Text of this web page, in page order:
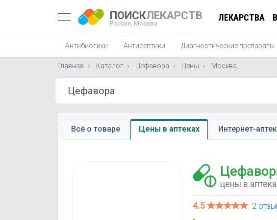
ПОИСКЛЕКАРСТВ
Россия, Москва
ЛЕКАРСТВА
Антибиотики Антисептики Диагностические препараты
Главная Каталог Цефавора Цены Москва
Всё о товаре Цены в аптеках Интернет-
цены в
4.5 2